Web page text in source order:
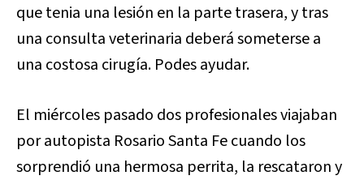
que tenia una lesión en la parte trasera, y tras
una consulta veterinaria deberá someterse a
una costosa cirugía. Podes ayudar.
El miércoles pasado dos profesionales viajaban
por autopista Rosario Santa Fe cuando los
sorprendió una hermosa perrita, la rescataron y